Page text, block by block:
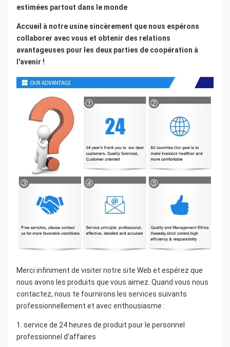
estimées partout dans le monde
Accueil à notre usine sincèrement que nous espérons
collaborer avec vous et obtenir des relations
avantageuses pour les deux parties de coopération à
l'avenir !
Merci infiniment de visiter notre site Web et espérez que
nous avons les produits que vous aimez. Quand vous nous
contactez, nous te fournirons les services suivants
professionnellement et avec enthousiasme :
1. service de 24 heures de produit pour le personnel
professionnel d'affaires